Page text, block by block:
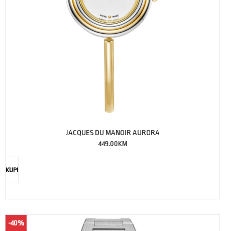
JACQUES DU MANOIR AURORA
449.00KM
KUPI
-40%